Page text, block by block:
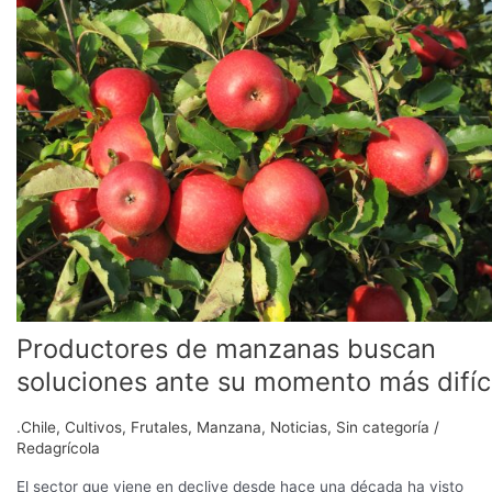
Productores de manzanas buscan
soluciones ante su momento más
.Chile, Cultivos, Frutales, Manzana, Noticias, Sin categoría /
Redagrícola
El sector que viene en declive desde hace una década ha visto
manzanas
buscan
soluciones
ante
su
momento
más
difícil